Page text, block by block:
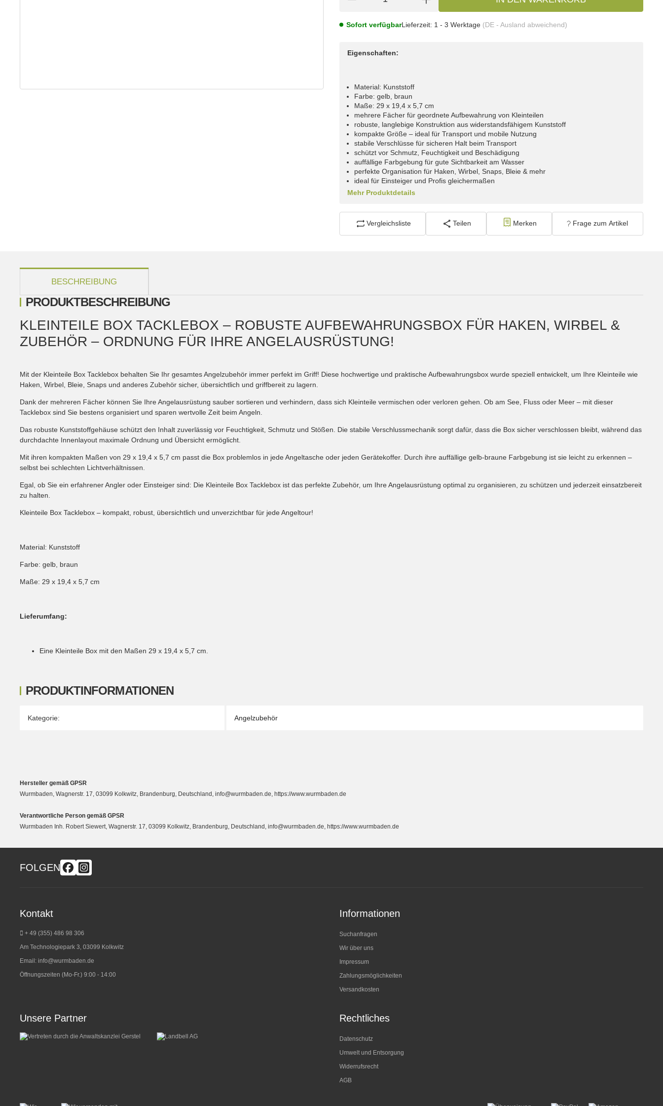
Sofort verfügbarLieferzeit: 1 - 3 Werktage (DE - Ausland abweichend)
Eigenschaften:
Material: Kunststoff
Farbe: gelb, braun
Maße: 29 x 19,4 x 5,7 cm
mehrere Fächer für geordnete Aufbewahrung von Kleinteilen
robuste, langlebige Konstruktion aus widerstandsfähigem Kunststoff
kompakte Größe – ideal für Transport und mobile Nutzung
stabile Verschlüsse für sicheren Halt beim Transport
schützt vor Schmutz, Feuchtigkeit und Beschädigung
auffällige Farbgebung für gute Sichtbarkeit am Wasser
perfekte Organisation für Haken, Wirbel, Snaps, Bleie & mehr
ideal für Einsteiger und Profis gleichermaßen
Mehr Produktdetails
Vergleichsliste Teilen Merken Frage zum Artikel
BESCHREIBUNG
PRODUKTINFORMATIONEN
Produkteigenschaft
Wert
Kategorie: Angelzubehör
PRODUKTBESCHREIBUNG
KLEINTEILE BOX TACKLEBOX – ROBUSTE AUFBEWAHRUNGSBOX FÜR HAKEN, WIRBEL &
ZUBEHÖR – ORDNUNG FÜR IHRE ANGELAUSRÜSTUNG!
Mit der Kleinteile Box Tacklebox behalten Sie Ihr gesamtes Angelzubehör immer perfekt im Griff! Diese hochwertige und praktische Aufbewahrungsbox wurde speziell entwickelt, um Ihre Kleinteile wie
Haken, Wirbel, Bleie, Snaps und anderes Zubehör sicher, übersichtlich und griffbereit zu lagern.
Dank der mehreren Fächer können Sie Ihre Angelausrüstung sauber sortieren und verhindern, dass sich Kleinteile vermischen oder verloren gehen. Ob am See, Fluss oder Meer – mit dieser
Tacklebox sind Sie bestens organisiert und sparen wertvolle Zeit beim Angeln.
Das robuste Kunststoffgehäuse schützt den Inhalt zuverlässig vor Feuchtigkeit, Schmutz und Stößen. Die stabile Verschlussmechanik sorgt dafür, dass die Box sicher verschlossen bleibt, während das
durchdachte Innenlayout maximale Ordnung und Übersicht ermöglicht.
Mit ihren kompakten Maßen von 29 x 19,4 x 5,7 cm passt die Box problemlos in jede Angeltasche oder jeden Gerätekoffer. Durch ihre auffällige gelb-braune Farbgebung ist sie leicht zu erkennen –
selbst bei schlechten Lichtverhältnissen.
Egal, ob Sie ein erfahrener Angler oder Einsteiger sind: Die Kleinteile Box Tacklebox ist das perfekte Zubehör, um Ihre Angelausrüstung optimal zu organisieren, zu schützen und jederzeit einsatzbereit
zu halten.
Kleinteile Box Tacklebox – kompakt, robust, übersichtlich und unverzichtbar für jede Angeltour!
Material: Kunststoff
Farbe: gelb, braun
Maße: 29 x 19,4 x 5,7 cm
Lieferumfang:
Eine Kleinteile Box mit den Maßen 29 x 19,4 x 5,7 cm.
Hersteller gemäß GPSR
Wurmbaden, Wagnerstr. 17, 03099 Kolkwitz, Brandenburg, Deutschland, info@wurmbaden.de, https://www.wurmbaden.de
Verantwortliche Person gemäß GPSR
Wurmbaden Inh. Robert Siewert, Wagnerstr. 17, 03099 Kolkwitz, Brandenburg, Deutschland, info@wurmbaden.de, https://www.wurmbaden.de
FOLGEN
Kontakt
+ 49 (355) 486 98 306
Am Technologiepark 3, 03099 Kolkwitz
Email: info@wurmbaden.de
Öffnungszeiten (Mo-Fr.) 9:00 - 14:00
Informationen
Suchanfragen
Wir über uns
Impressum
Zahlungsmöglichkeiten
Versandkosten
Unsere Partner Rechtliches
Datenschutz
Umwelt und Entsorgung
Widerrufsrecht
AGB